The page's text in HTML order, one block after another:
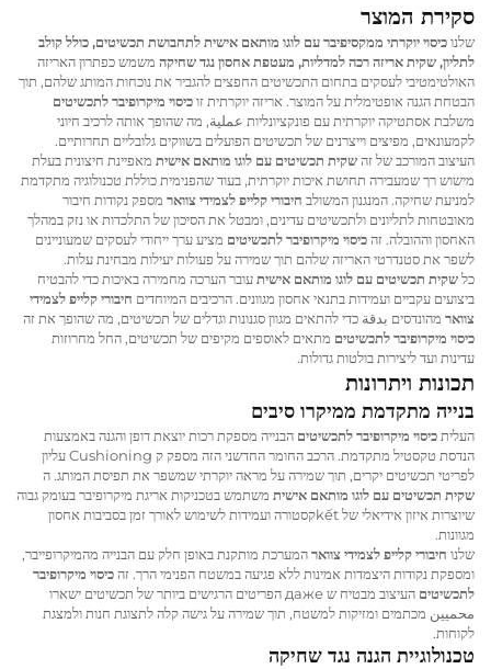
סקירת המוצר
שלנוכיסוי יוקרתי ממקסיפיבר עם לוגו מותאם אישית לתחבושת תכשיטים, כולל קולב
לתליון, שקית אריזה רכה למדליות, מעטפת אחסון נגד שחיקה משמש כפתרון האריזה
האולטימטיבי לעסקים בתחום התכשיטים החפצים להגביר את נוכחות המותג שלהם, תוך
הבטחת הגנה אופטימלית על המוצר. אריזה יוקרתית זוכיסוי מיקרופיבר לתכשיטים
משלבת אסתטיקה יוקרתית עם פונקציונליות عملية, מה שהופך אותה לרכיב חיוני
לקמעונאים, מפיצים וייצרנים של תכשיטים הפועלים בשווקים גלובליים תחרותיים.
העיצוב המורכב של זהשקית תכשיטים עם לוגו מותאם אישית מאפיינת חיצונית בעלת
מישוש רך שמעבירה תחושת איכות יוקרתית, בעוד שהפנימית כוללת טכנולוגיה מתקדמת
למניעת שחיקה. המנגנון המשולב חיבורי קלייפ לצמידי צוואר מספק נקודות חיבור
מאובטחות לתליונים ולתכשיטים עדינים, ומבטל את הסיכון של התלכדות או נזק במהלך
האחסון וההובלה. זהכיסוי מיקרופיבר לתכשיטים מציע ערך ייחודי לעסקים שמעוניינים
לשפר את סטנדרטי האריזה שלהם תוך שמירה על פעולות יעילות מבחינת עלות.
כלשקית תכשיטים עם לוגו מותאם אישיתעובר הערכה מחמירה באיכות כדי להבטיח
ביצועים עקביים ועמידות בתנאי אחסון מגוונים. הרכיבים המיוחדים חיבורי קלייפ לצמידי
צוואר מהונדסים بدقة כדי להתאים מגוון סגנונות וגדלים של תכשיטים, מה שהופך את זה
כיסוי מיקרופיבר לתכשיטים מתאים לאוספים מקיפים של תכשיטים, החל מחרוזות
עדינות ועד ליצירות בולטות גדולות.
תכונות ויתרונות
בנייה מתקדמת ממיקרו סיבים
העלית כיסוי מיקרופיבר לתכשיטים הבנייה מספקת רכות יוצאת דופן והגנה באמצעות
הנדסת טקסטיל מתקדמת. הרכב החומר החדשני הזה מספק ק Cushioning עליון
לפריטי תכשיטים יקרים, תוך שמירה על מראה יוקרתי שמשפר את תפיסת המותג. ה
שקית תכשיטים עם לוגו מותאם אישית משתמש בטכניקות אריגת מיקרופיבר בעומק גבוה
שיוצרות איזון אידיאלי של kếtקסטורה ועמידות לשימוש לאורך זמן בסביבות אחסון
מגוונות.
שלנו חיבורי קלייפ לצמידי צווארהמערכת מותקנת באופן חלק עם הבנייה מהמיקרופייבר,
ומספקת נקודות היצמדות אמינות ללא פגיעה במשטח הפנימי הרך. זהכיסוי מיקרופיבר
לתכשיטים
העיצוב מבטיח ש даже הפריטים הרגישים ביותר של תכשיטים ישארו
محميين מכתמים ומזיקות למשטח, תוך שמירה על גישה קלה לתצוגת חנות ולמצגת
לקוחות.
טכנולוגיית הגנה נגד שחיקה